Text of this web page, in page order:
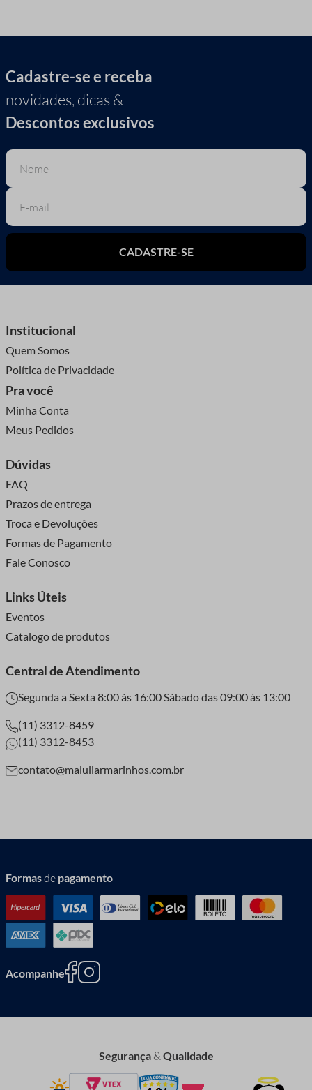
Cadastre-se e receba
novidades, dicas &
Descontos exclusivos
CADASTRE-SE
Institucional
Quem Somos
Política de Privacidade
Pra você
Minha Conta
Meus Pedidos
Dúvidas
FAQ
Prazos de entrega
Troca e Devoluções
Formas de Pagamento
Fale Conosco
Links Úteis
Eventos
Catalogo de produtos
Central de Atendimento
Segunda a Sexta 8:00 às 16:00 Sábado das 09:00 às 13:00
(11) 3312-8459
(11) 3312-8453
contato@maluliarmarinhos.com.br
Formasde pagamento
Acompanhe
Segurança&Qualidade